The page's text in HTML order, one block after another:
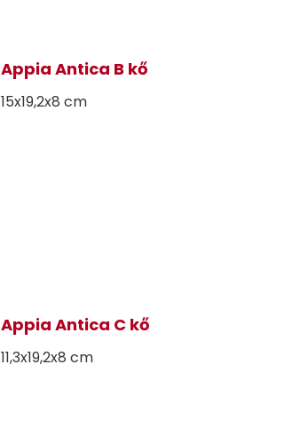
Appia Antica B kő
15x19,2x8 cm
Appia Antica C kő
11,3x19,2x8 cm